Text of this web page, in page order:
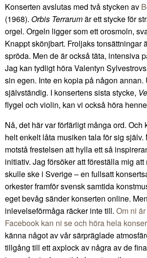
Konserten avslutas med två stycken av
(1968). Orbis Terrarumär ett stycke för
orgel. Orgeln ligger som ett orosmoln,
Knappt skönjbart. Froljaks tonsättningar
spröda. Men de är också täta, intensiva
Jag kan tydligt höra Valentyn
sin egen. Inte en kopia på någon annan.
självständig. I konsertens sista stycke,
flygel och violin, kan vi också höra
Nå, det här var förfärligt många ord. Och
helt enkelt låta musiken tala för sig själv.
motstå frestelsen att hylla ett så
initiativ. Jag försöker att föreställa mig
skulle ske i Sverige – en fullsatt
orkester framför svensk samtida
eget bevåg sänder konserten online.
inlevelseförmåga räcker inte till. Om ni
Facebook kan ni se och höra hela
känna något av vår särpräglade
tillgång till ett axplock av några av de